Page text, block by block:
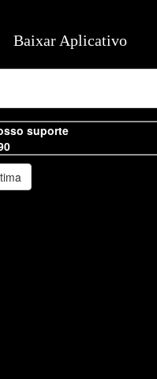
suporte
Baixar Aplicativo